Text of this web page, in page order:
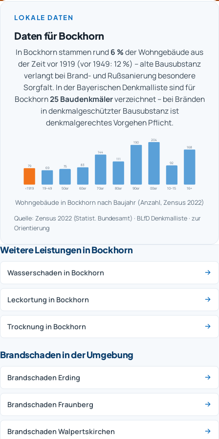
LOKALE DATEN
Daten für Bockhorn
In Bockhorn stammen rund 6 %der Wohngebäude aus
der Zeit vor 1919 (vor 1949: 12 %) – alte Bausubstanz
verlangt bei Brand- und Rußsanierung besondere
Sorgfalt. In der Bayerischen Denkmalliste sind für
Bockhorn25 Baudenkmälerverzeichnet – bei Bränden
in denkmalgeschützter Bausubstanz ist
denkmalgerechtes Vorgehen Pflicht.
<1919
79
19–49
69
50er
75
60er
83
70er
144
80er
111
90er
190
00er
204
10–15
92
16+
168
Wohngebäude in Bockhorn nach Baujahr (Anzahl, Zensus 2022)
Quelle: Zensus 2022 (Statist. Bundesamt) · BLfD Denkmalliste · zur
Orientierung
Weitere Leistungen in Bockhorn
Wasserschaden in Bockhorn
Leckortung in Bockhorn
Trocknung in Bockhorn
Brandschaden in der Umgebung
Brandschaden Erding
Brandschaden Fraunberg
Brandschaden Walpertskirchen